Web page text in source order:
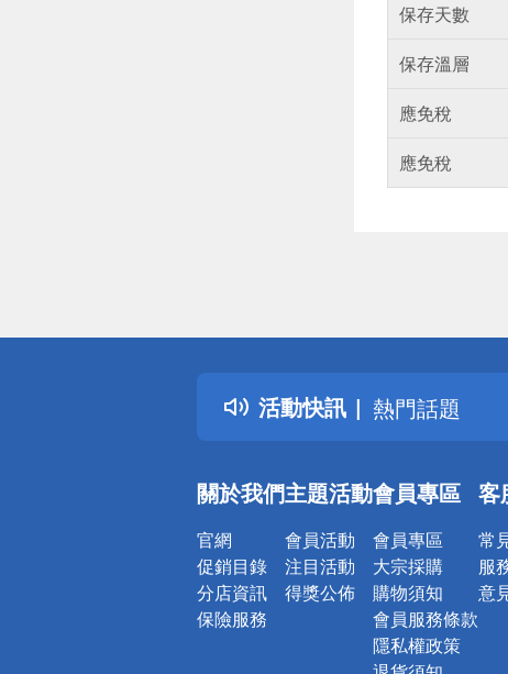
保存天數
保存溫層
應免稅
應免稅
活動快訊
詐騙網頁！
得獎公告
熱門話題
銀行優惠
詐騙網頁！
關於我們
官網
促銷目錄
分店資訊
保險服務
主題活動
會員活動
注目活動
得獎公佈
會員專區
會員專區
大宗採購
購物須知
會員服務條款
隱私權政策
客
常
服
意